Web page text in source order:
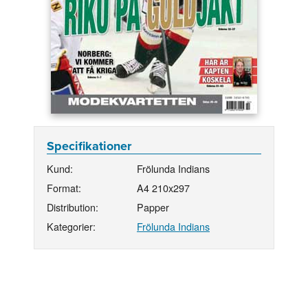
Specifikationer
Kund:
Frölunda Indians
Format:
A4 210x297
Distribution:
Papper
Kategorier:
Frölunda Indians